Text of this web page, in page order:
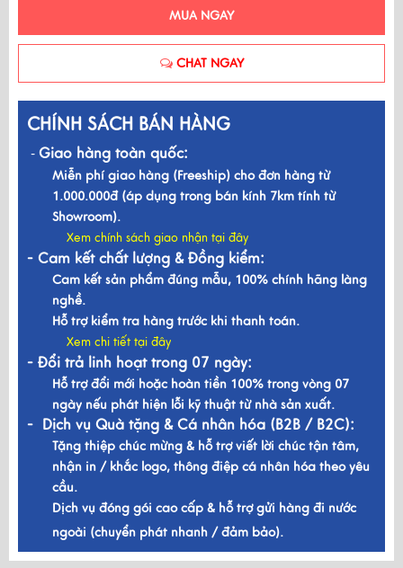
MUA NGAY
CHAT NGAY
CHÍNH SÁCH BÁN HÀNG
- Giao hàng toàn quốc:
Miễn phí giao hàng (Freeship) cho đơn hàng từ
1.000.000đ (áp dụng trong bán kính 7km tính từ
Showroom).
Xem chính sách giao nhận tại đây
- Cam kết chất lượng & Đồng kiểm:
Cam kết sản phẩm đúng mẫu, 100% chính hãng làng
nghề.
Hỗ trợ kiểm tra hàng trước khi thanh toán.
Xem chi tiết tại đây
- Đổi trả linh hoạt trong 07 ngày:
Hỗ trợ đổi mới hoặc hoàn tiền 100% trong vòng 07
ngày nếu phát hiện lỗi kỹ thuật từ nhà sản xuất.
- Dịch vụ Quà tặng & Cá nhân hóa (B2B / B2C):
Tặng thiệp chúc mừng & hỗ trợ viết lời chúc tận tâm,
nhận in / khắc logo, thông điệp cá nhân hóa theo yêu
cầu.
Dịch vụ đóng gói cao cấp & hỗ trợ gửi hàng đi nước
ngoài (chuyển phát nhanh / đảm bảo).